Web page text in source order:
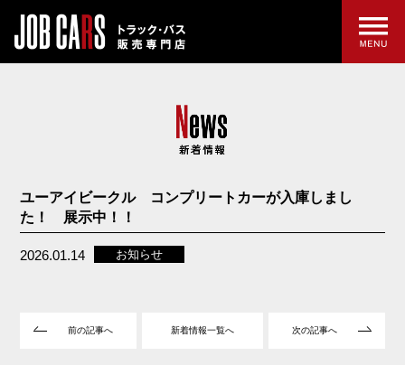
ユーアイビークル コンプリートカーが入庫しまし
た！ 展示中！！
2026.01.14 お知らせ
前の記事へ 新着情報一覧へ 次の記事へ